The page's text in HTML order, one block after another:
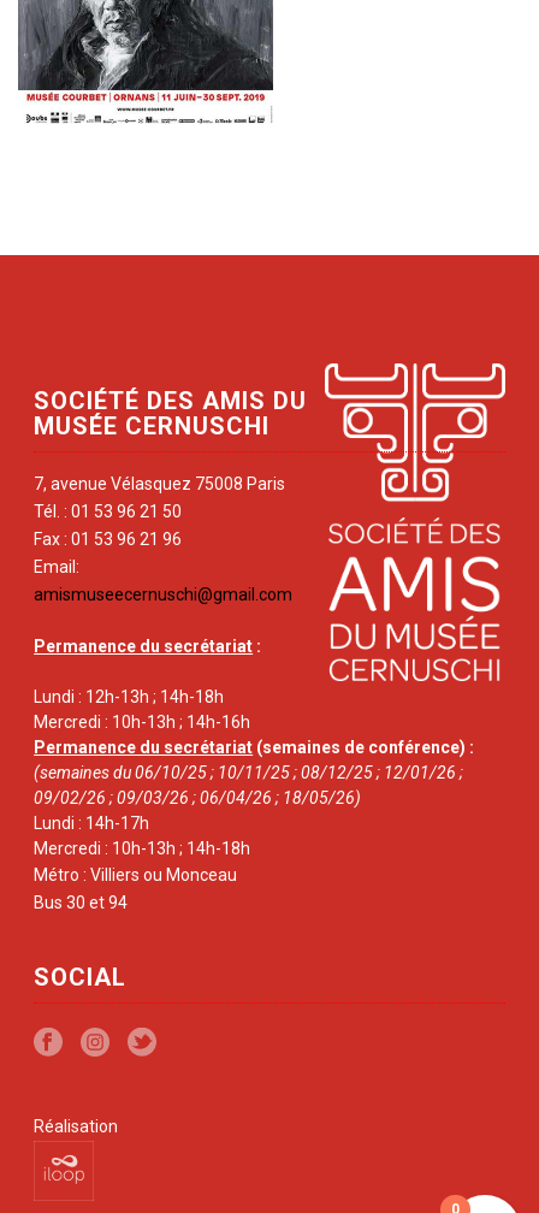
SOCIÉTÉ DES AMIS DU
MUSÉE CERNUSCHI
7, avenue Vélasquez 75008 Paris
Tél. : 01 53 96 21 50
Fax : 01 53 96 21 96
Email:
amismuseecernuschi@gmail.com
Permanence du secrétariat :
Lundi : 12h-13h ; 14h-18h
Mercredi : 10h-13h ; 14h-16h
Permanence du secrétariat (semaines de conférence) :
(semaines du 06/10/25 ; 10/11/25 ; 08/12/25 ; 12/01/26 ;
09/02/26 ; 09/03/26 ; 06/04/26 ; 18/05/26)
Lundi : 14h-17h
Mercredi : 10h-13h ; 14h-18h
Métro : Villiers ou Monceau
Bus 30 et 94
SOCIAL
Réalisation
0